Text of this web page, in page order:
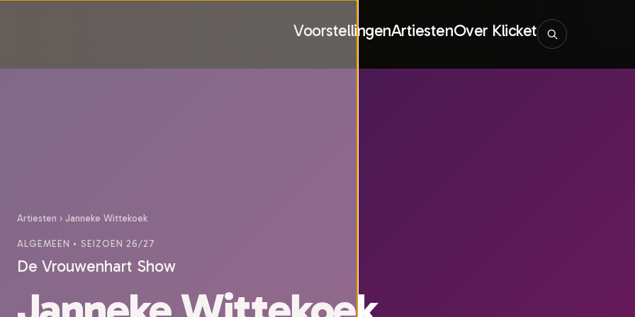
VoorstellingenArtiestenOver Klicket
Artiesten › Janneke Wittekoek
ALGEMEEN • SEIZOEN 26/27
De Vrouwenhart Show